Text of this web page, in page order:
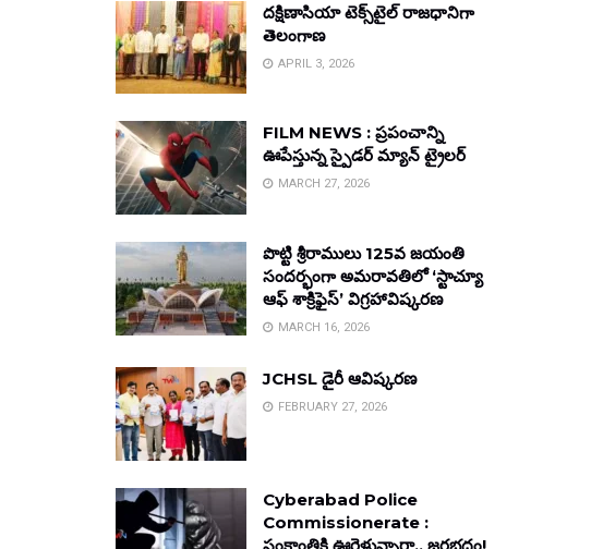
దక్షిణాసియా టెక్స్‌టైల్ రాజధానిగా
తెలంగాణ
APRIL 3, 2026
FILM NEWS : ప్రపంచాన్ని
ఊపేస్తున్న స్పైడర్ మ్యాన్ ట్రైలర్
MARCH 27, 2026
పొట్టి శ్రీరాములు 125వ జయంతి
సందర్భంగా అమరావతిలో ‘స్టాచ్యూ
ఆఫ్ శాక్రిఫైస్’ విగ్రహావిష్కరణ
MARCH 16, 2026
JCHSL డైరీ ఆవిష్కరణ
FEBRUARY 27, 2026
Cyberabad Police
Commissionerate :